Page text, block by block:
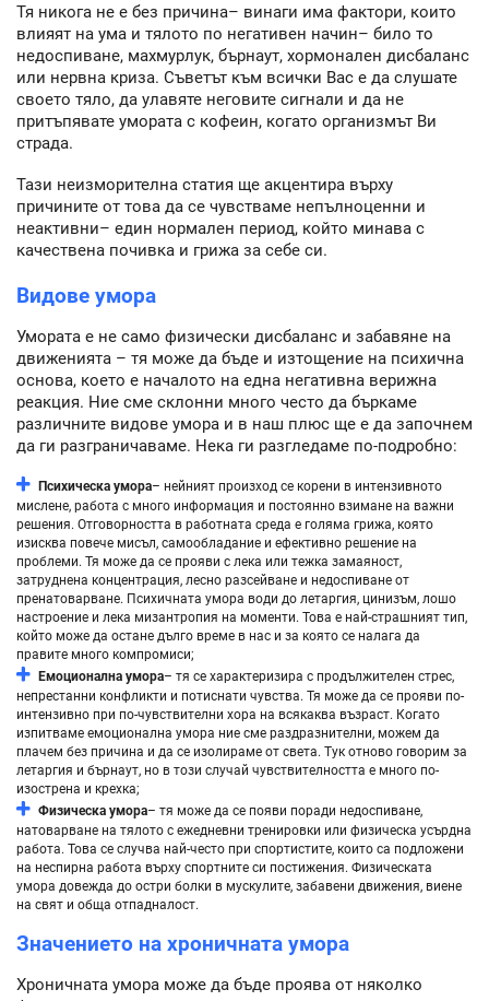
Тя никога не е без причина– винаги има фактори, които
влияят на ума и тялото по негативен начин– било то
недоспиване, махмурлук, бърнаут, хормонален дисбаланс
или нервна криза. Съветът към всички Вас е да слушате
своето тяло, да улавяте неговите сигнали и да не
притъпявате умората с кофеин, когато организмът Ви
страда.
Тази неизморителна статия ще акцентира върху
причините от това да се чувстваме непълноценни и
неактивни– един нормален период, който минава с
качествена почивка и грижа за себе си.
Видове умора
Умората е не само физически дисбаланс и забавяне на
движенията – тя може да бъде и изтощение на психична
основа, което е началото на една негативна верижна
реакция. Ние сме склонни много често да бъркаме
различните видове умора и в наш плюс ще е да започнем
да ги разграничаваме. Нека ги разгледаме по-подробно:
Психическа умора– нейният произход се корени в интензивното
мислене, работа с много информация и постоянно взимане на важни
решения. Отговорността в работната среда е голяма грижа, която
изисква повече мисъл, самообладание и ефективно решение на
проблеми. Тя може да се прояви с лека или тежка замаяност,
затруднена концентрация, лесно разсейване и недоспиване от
пренатоварване. Психичната умора води до летаргия, цинизъм, лошо
настроение и лека мизантропия на моменти. Това е най-страшният тип,
който може да остане дълго време в нас и за която се налага да
правите много компромиси;
Емоционална умора– тя се характеризира с продължителен стрес,
непрестанни конфликти и потиснати чувства. Тя може да се прояви по-
интензивно при по-чувствителни хора на всякаква възраст. Когато
изпитваме емоционална умора ние сме раздразнителни, можем да
плачем без причина и да се изолираме от света. Тук отново говорим за
летаргия и бърнаут, но в този случай чувствителността е много по-
изострена и крехка;
Физическа умора– тя може да се появи поради недоспиване,
натоварване на тялото с ежедневни тренировки или физическа усърдна
работа. Това се случва най-често при спортистите, които са подложени
на неспирна работа върху спортните си постижения. Физическата
умора довежда до остри болки в мускулите, забавени движения, виене
на свят и обща отпадналост.
Значението на хроничната умора
Хроничната умора може да бъде проява от няколко